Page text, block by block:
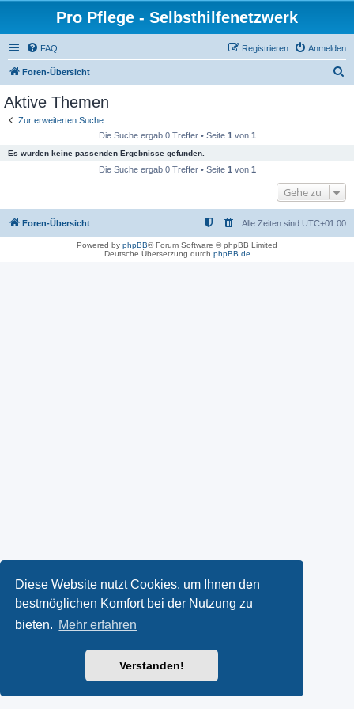
Diese Website nutzt Cookies, um Ihnen den
bestmöglichen Komfort bei der Nutzung zu
bieten. Mehr erfahren
Verstanden!
Pro Pflege - Selbsthilfenetzwerk
FAQ Anmelden
Registrieren
Foren-Übersicht
Aktive Themen
Zur erweiterten Suche
Die Suche ergab 0 Treffer • Seite 1 von 1
Es wurden keine passenden Ergebnisse gefunden.
Die Suche ergab 0 Treffer • Seite 1 von 1
Gehe zu
Foren-Übersicht Alle Zeiten sind UTC+01:00
Powered by phpBB® Forum Software © phpBB Limited
Deutsche Übersetzung durch phpBB.de